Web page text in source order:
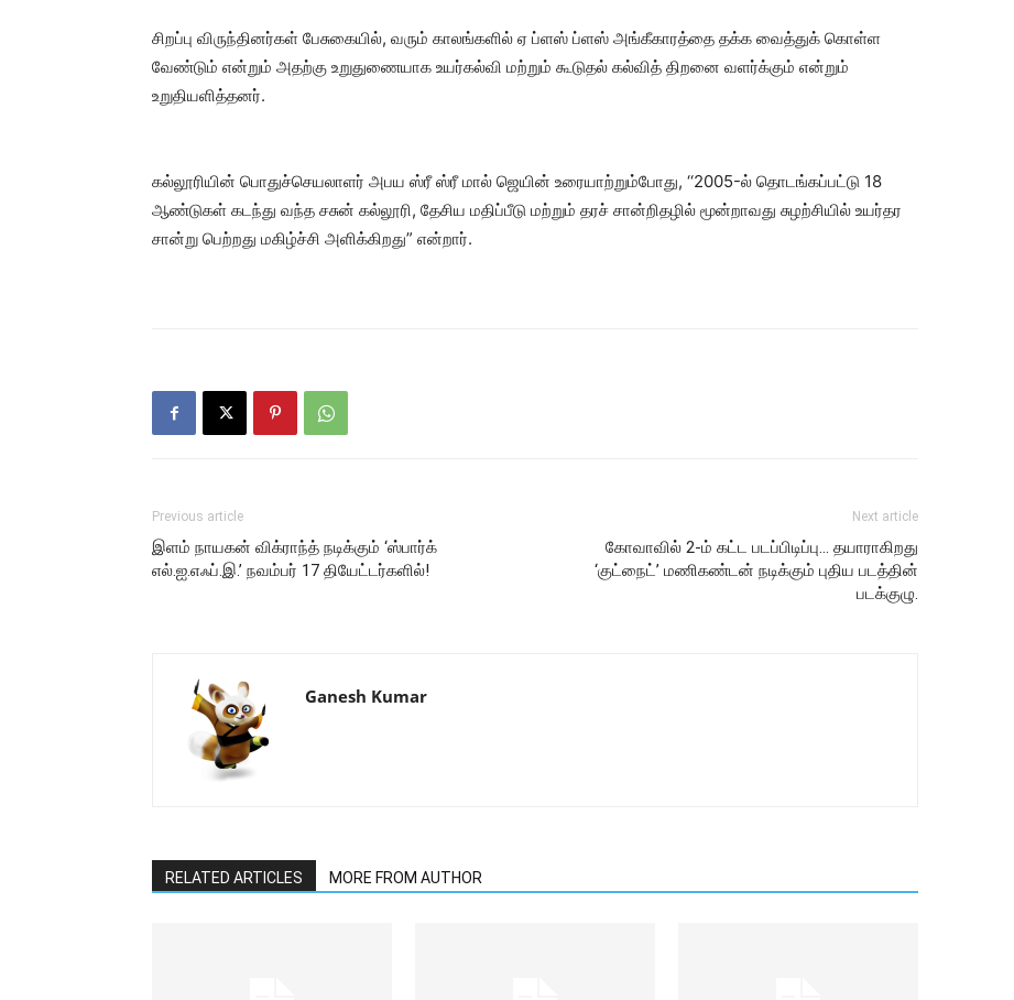
சிறப்பு விருந்தினர்கள் பேசுகையில், வரும் காலங்களில் ஏ ப்ளஸ் ப்ளஸ் அங்கீகாரத்தை தக்க வைத்துக் கொள்ள
வேண்டும் என்றும் அதற்கு உறுதுணையாக உயர்கல்வி மற்றும் கூடுதல் கல்வித் திறனை வளர்க்கும் என்றும்
உறுதியளித்தனர்.
கல்லூரியின் பொதுச்செயலாளர் அபய ஸ்ரீ ஸ்ரீ மால் ஜெயின் உரையாற்றும்போது, ‘‘2005-ல் தொடங்கப்பட்டு 18
ஆண்டுகள் கடந்து வந்த சசுன் கல்லூரி, தேசிய மதிப்பீடு மற்றும் தரச் சான்றிதழில் மூன்றாவது சுழற்சியில் உயர்தர
சான்று பெற்றது மகிழ்ச்சி அளிக்கிறது” என்றார்.
Previous article
இளம் நாயகன் விக்ராந்த் நடிக்கும் ‘ஸ்பார்க்
எல்.ஐ.எஃப்.இ.’ நவம்பர் 17 தியேட்டர்களில்!
Next article
கோவாவில் 2-ம் கட்ட படப்பிடிப்பு… தயாராகிறது
‘குட்நைட்’ மணிகண்டன் நடிக்கும் புதிய படத்தின்
படக்குழு.
Ganesh Kumar
RELATED ARTICLES MORE FROM AUTHOR